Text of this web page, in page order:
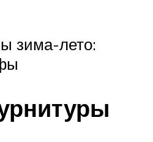
зима-лето: